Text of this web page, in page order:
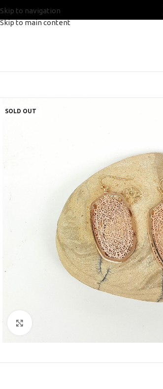
Skip to navigation
Skip to main content
SOLD OUT